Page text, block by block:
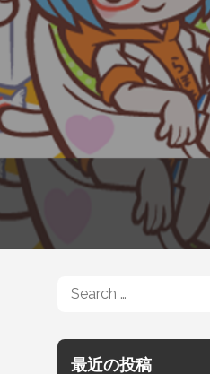
Search
最近の投稿